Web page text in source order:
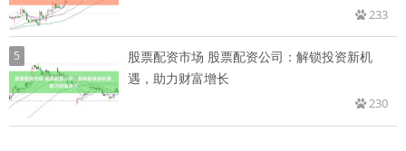
233
5
股票配资市场 股票配资公司：解锁投资新机
遇，助力财富增长
230